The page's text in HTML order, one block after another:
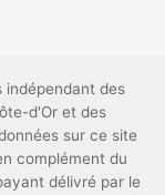
indépendant des
d'Or et des
sur ce site
complément du
délivré par le